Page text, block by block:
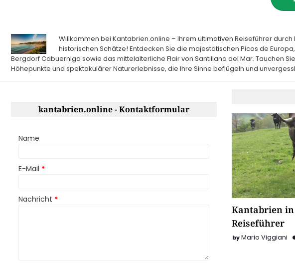
Willkommen bei Kantabrien.online – Ihrem ultimativen Reiseführer
historischen Schätze! Entdecken Sie die majestätischen Picos de
Bergdorf Cabuerniga sowie das mittelalterliche Flair von Santillana del Mar. Tauchen
Höhepunkte und spektakulärer Naturerlebnisse, die Ihre Sinne beflügeln und
kantabrien.online - Kontaktformular
Name
E-Mail *
Nachricht *
Kantabrien
Reiseführer
Mario Viggiani